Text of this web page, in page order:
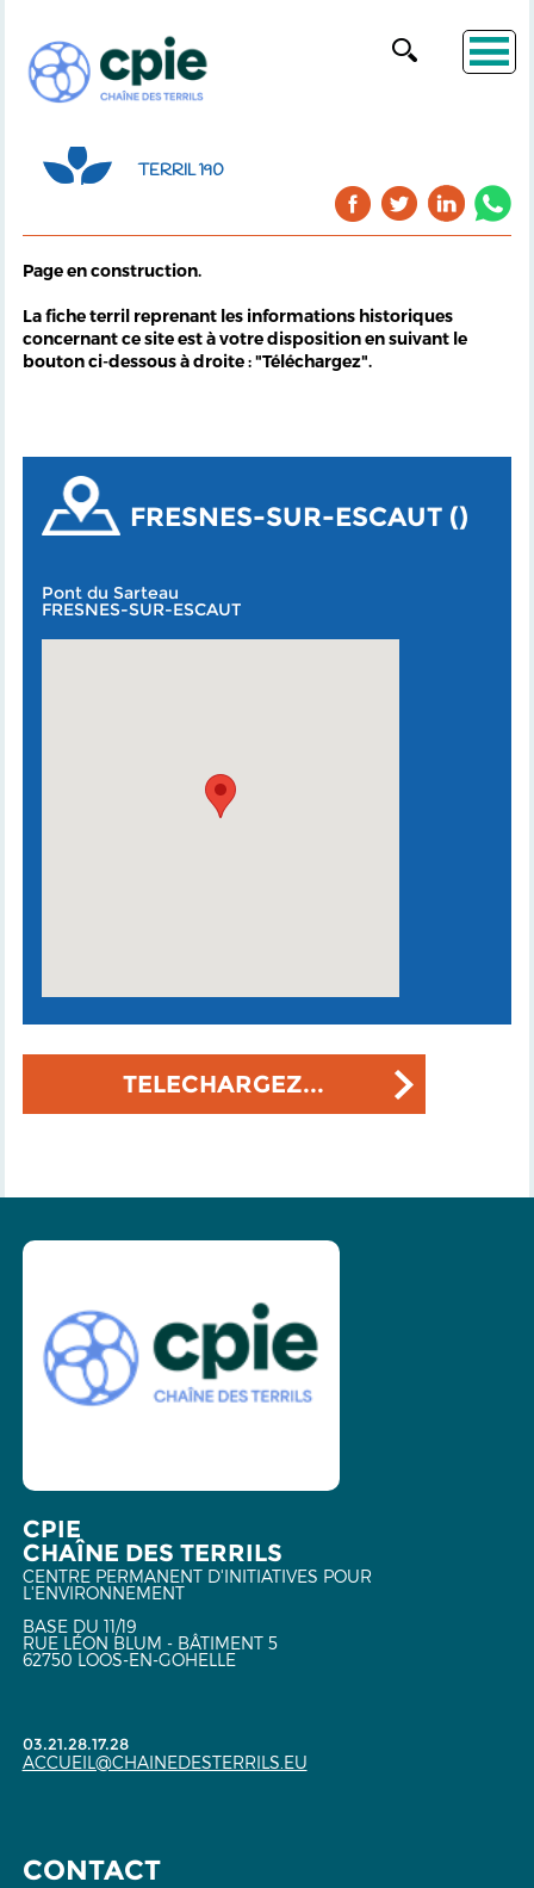
TERRIL 190
Page en construction.
La fiche terril reprenant les informations historiques
concernant ce site est à votre disposition en suivant le
bouton ci-dessous à droite : "Téléchargez".
FRESNES-SUR-ESCAUT ()
Pont du Sarteau
FRESNES-SUR-ESCAUT
TELECHARGEZ...
CPIE
CHAÎNE DES TERRILS
CENTRE PERMANENT D'INITIATIVES POUR
L'ENVIRONNEMENT
BASE DU 11/19
RUE LÉON BLUM - BÂTIMENT 5
62750 LOOS-EN-GOHELLE
03.21.28.17.28
ACCUEIL@CHAINEDESTERRILS.EU
CONTACT